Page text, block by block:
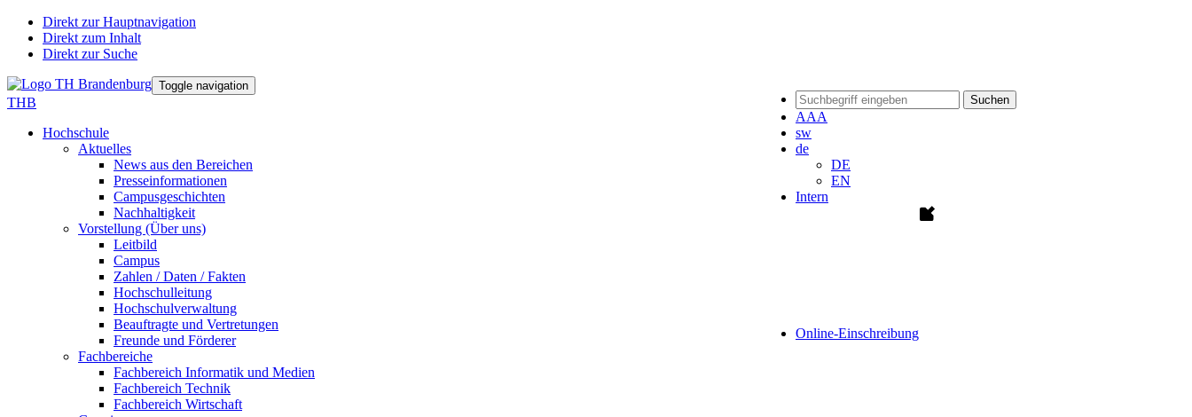
Direkt zur Hauptnavigation
Direkt zum Inhalt
Direkt zur Suche
Suchen
AAA
sw
de
DE
EN
Intern
Online-Einschreibung
Toggle navigation
THB
Hochschule
Aktuelles
News aus den Bereichen
Presseinformationen
Campusgeschichten
Nachhaltigkeit
Vorstellung (Über uns)
Leitbild
Campus
Zahlen / Daten / Fakten
Hochschulleitung
Hochschulverwaltung
Beauftragte und Vertretungen
Freunde und Förderer
Fachbereiche
Fachbereich Informatik und Medien
Fachbereich Technik
Fachbereich Wirtschaft